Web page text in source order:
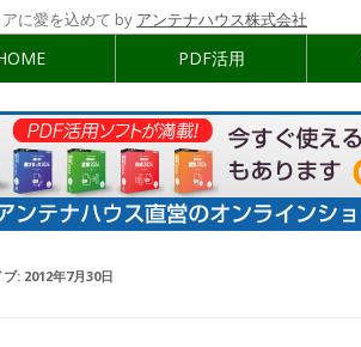
に愛を込めて by アンテナハウス株式会社
PDF活用
ブ: 2012年7月30日